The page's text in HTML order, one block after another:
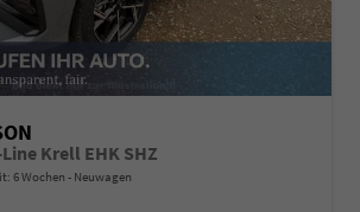
Line Krell EHK SHZ
6 Wochen Neuwagen